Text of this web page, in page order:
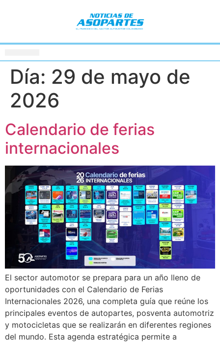
Día: 29 de mayo de
2026
Calendario de ferias
internacionales
El sector automotor se prepara para un año lleno de
oportunidades con el Calendario de Ferias
Internacionales 2026, una completa guía que reúne los
principales eventos de autopartes, posventa automotriz
y motocicletas que se realizarán en diferentes regiones
del mundo. Esta agenda estratégica permite a